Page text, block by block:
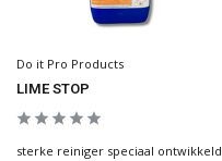
Do it Pro Products
LIME STOP
sterke reiniger speciaal ontwikkeld